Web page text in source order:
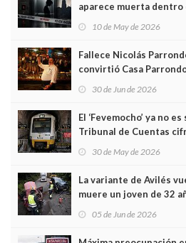
aparece muerta dentro
edificio y las cámaras
10 de May de 2026
Fallece Nicolás
convirtió Casa
Asturias en Madrid
30 de Jun de 2026
El ‘Fevemocho’ ya no
Tribunal de Cuentas
sobrecoste de los
30 de May de 2026
La variante de Avilés
muere un joven de 32
frontal
05 de Jun de 2026